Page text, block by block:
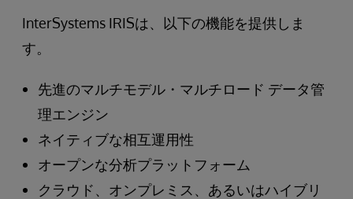
InterSystems IRISは、以下の機能を提供しま
す。
先進のマルチモデル・マルチロード データ管
理エンジン
ネイティブな相互運用性
オープンな分析プラットフォーム
クラウド、オンプレミス、あるいはハイブリ